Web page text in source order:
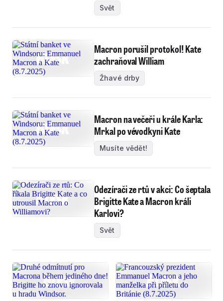
Svět
Macron porušil protokol! Kate
zachraňoval William
Žhavé drby
Macron na večeři u krále Karla:
Mrkal po vévodkyni Kate
Musíte vědět!
Odezírači ze rtů v akci: Co šeptala
Brigitte Kate a Macron králi
Karlovi?
Svět